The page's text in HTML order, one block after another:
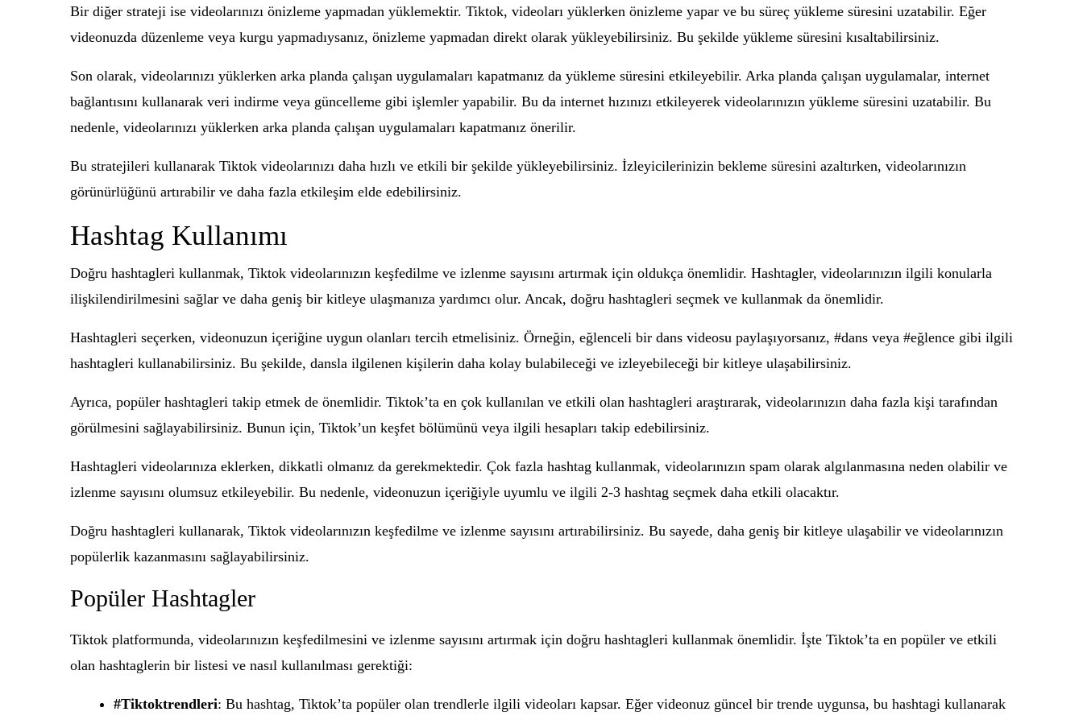
Bir diğer strateji ise videolarınızı önizleme yapmadan yüklemektir. Tiktok, videoları yüklerken önizleme yapar ve bu süreç yükleme süresini uzatabilir. Eğer
videonuzda düzenleme veya kurgu yapmadıysanız, önizleme yapmadan direkt olarak yükleyebilirsiniz. Bu şekilde yükleme süresini kısaltabilirsiniz.
Son olarak, videolarınızı yüklerken arka planda çalışan uygulamaları kapatmanız da yükleme süresini etkileyebilir. Arka planda çalışan uygulamalar, internet
bağlantısını kullanarak veri indirme veya güncelleme gibi işlemler yapabilir. Bu da internet hızınızı etkileyerek videolarınızın yükleme süresini uzatabilir. Bu
nedenle, videolarınızı yüklerken arka planda çalışan uygulamaları kapatmanız önerilir.
Bu stratejileri kullanarak Tiktok videolarınızı daha hızlı ve etkili bir şekilde yükleyebilirsiniz. İzleyicilerinizin bekleme süresini azaltırken, videolarınızın
görünürlüğünü artırabilir ve daha fazla etkileşim elde edebilirsiniz.
Hashtag Kullanımı
Doğru hashtagleri kullanmak, Tiktok videolarınızın keşfedilme ve izlenme sayısını artırmak için oldukça önemlidir. Hashtagler, videolarınızın ilgili konularla
ilişkilendirilmesini sağlar ve daha geniş bir kitleye ulaşmanıza yardımcı olur. Ancak, doğru hashtagleri seçmek ve kullanmak da önemlidir.
Hashtagleri seçerken, videonuzun içeriğine uygun olanları tercih etmelisiniz. Örneğin, eğlenceli bir dans videosu paylaşıyorsanız, #dans veya #eğlence gibi ilgili
hashtagleri kullanabilirsiniz. Bu şekilde, dansla ilgilenen kişilerin daha kolay bulabileceği ve izleyebileceği bir kitleye ulaşabilirsiniz.
Ayrıca, popüler hashtagleri takip etmek de önemlidir. Tiktok’ta en çok kullanılan ve etkili olan hashtagleri araştırarak, videolarınızın daha fazla kişi tarafından
görülmesini sağlayabilirsiniz. Bunun için, Tiktok’un keşfet bölümünü veya ilgili hesapları takip edebilirsiniz.
Hashtagleri videolarınıza eklerken, dikkatli olmanız da gerekmektedir. Çok fazla hashtag kullanmak, videolarınızın spam olarak algılanmasına neden olabilir ve
izlenme sayısını olumsuz etkileyebilir. Bu nedenle, videonuzun içeriğiyle uyumlu ve ilgili 2-3 hashtag seçmek daha etkili olacaktır.
Doğru hashtagleri kullanarak, Tiktok videolarınızın keşfedilme ve izlenme sayısını artırabilirsiniz. Bu sayede, daha geniş bir kitleye ulaşabilir ve videolarınızın
popülerlik kazanmasını sağlayabilirsiniz.
Popüler Hashtagler
Tiktok platformunda, videolarınızın keşfedilmesini ve izlenme sayısını artırmak için doğru hashtagleri kullanmak önemlidir. İşte Tiktok’ta en popüler ve etkili
olan hashtaglerin bir listesi ve nasıl kullanılması gerektiği:
#Tiktoktrendleri: Bu hashtag, Tiktok’ta popüler olan trendlerle ilgili videoları kapsar. Eğer videonuz güncel bir trende uygunsa, bu hashtagi kullanarak